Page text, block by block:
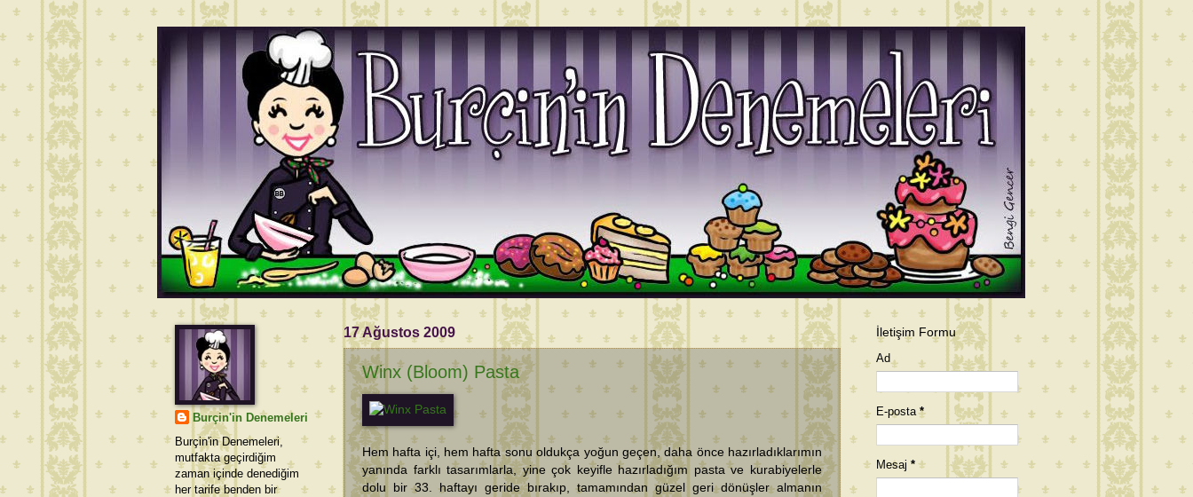
17 Ağustos 2009
Winx (Bloom) Pasta
Hem hafta içi, hem hafta sonu oldukça yoğun geçen, daha önce hazırladıklarımın
yanında farklı tasarımlarla, yine çok keyifle hazırladığım pasta ve kurabiyelerle
dolu bir 33. haftayı geride bırakıp, tamamından güzel geri dönüşler almanın
Burçin'in Denemeleri
Burçin'in Denemeleri,
mutfakta geçirdiğim
zaman içinde denediğim
her tarife benden bir
İletişim Formu
Ad
E-posta*
Mesaj *